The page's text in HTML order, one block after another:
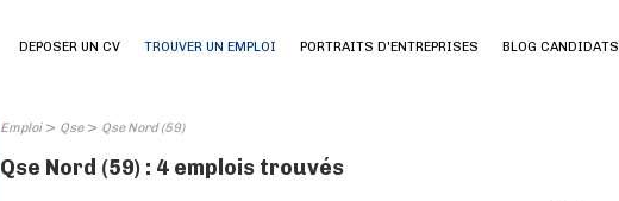
DEPOSER UN CV TROUVER UN EMPLOI PORTRAITS D'ENTREPRISES BLOG CANDIDATS
Emploi> Qse> Qse Nord (59)
Qse Nord (59) : 4 emplois trouvés